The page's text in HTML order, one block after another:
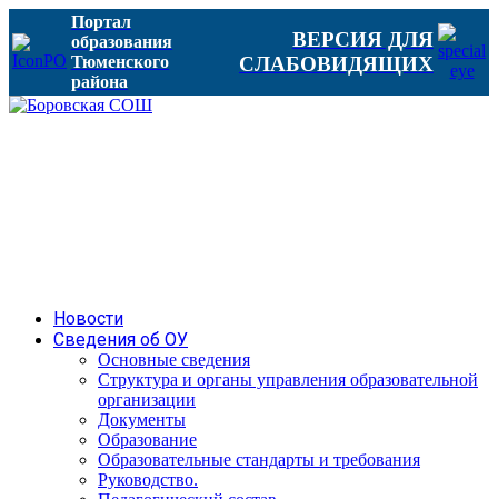
Портал
образования
Тюменского
района
ВЕРСИЯ ДЛЯ
СЛАБОВИДЯЩИХ
Новости
Сведения об ОУ
Основные сведения
Структура и органы управления образовательной
организации
Документы
Образование
Образовательные стандарты и требования
Руководство.